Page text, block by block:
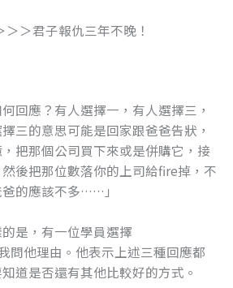
＞＞君子報仇三年不晚！
回應？有人選擇一，有人選擇三，
三的意思可能是回家跟爸爸告狀，
把那個公司買下來或是併購它，接
後把那位數落你的上司給fire掉，不
的應該不多……」
是，有一位學員選擇
他理由。他表示上述三種回應都
道是否還有其他比較好的方式。